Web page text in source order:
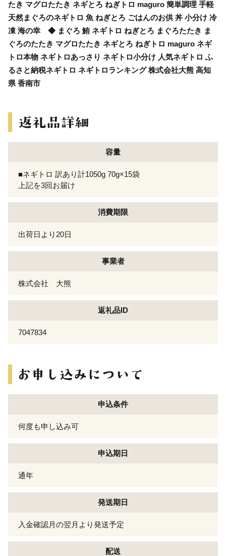
たき マグロたたき ネギとろ ねぎトロ maguro 簡単調理 手軽
天然まぐろのネギトロ 魚 ねぎとろ ごはんのお供 丼 小分け 冷
凍 海の幸 ◆ まぐろ 鮪 ネギトロ ねぎとろ まぐろたたき ま
ぐろのたたき マグロたたき ネギとろ ねぎトロ maguro ネギ
トロ本物 ネギトロあっさり ネギトロ小分け 人気ネギトロ ふ
るさと納税ネギトロ ネギトロランキング 株式会社大熊 高知
県 香南市
容量
■ネギトロ 訳あり計1050g 70g×15袋
上記を3回お届け
消費期限
出荷日より20日
事業者
株式会社 大熊
返礼品ID
7047834
申込条件
何度も申し込み可
申込期日
通年
発送期日
入金確認月の翌月より発送予定
配送